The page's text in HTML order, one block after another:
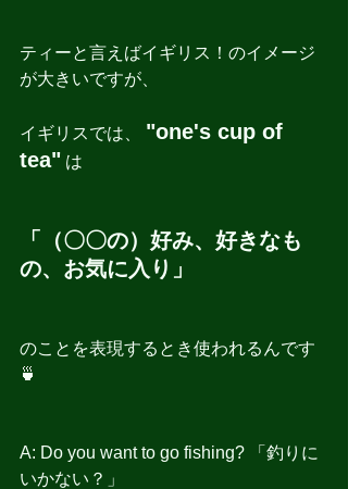
ティーと言えばイギリス！のイメージ
が大きいですが、
イギリスでは、 "one's cup of
tea" は
「（〇〇の）好み、好きなも
の、お気に入り」
のことを表現するとき使われるんです
🍵
A: Do you want to go fishing? 「釣りに
いかない？」